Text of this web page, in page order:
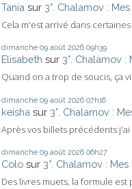
Tania sur 3°. Chalamov :
Cela m'est arrivé dans
dimanche 09 août 2026 09h39
Elisabeth sur 3°. Chalamov
Quand on a trop de soucis, ça
dimanche 09 août 2026 07h16
keisha sur 3°. Chalamov :
Après vos billets précédents
dimanche 09 août 2026 06h27
Colo sur 3°. Chalamov :
Des livres muets, la formule est